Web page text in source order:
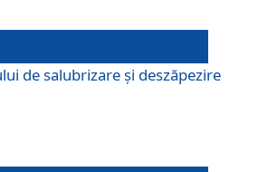
de salubrizare și deszăpezire